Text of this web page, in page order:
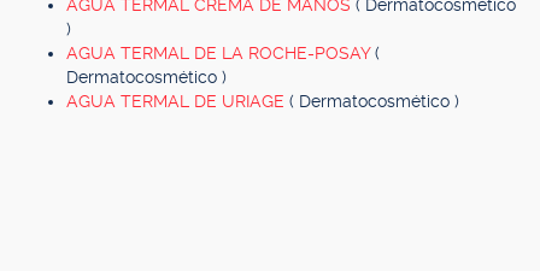
AGUA TERMAL CREMA DE MANOS ( Dermatocosmético
)
AGUA TERMAL DE LA ROCHE-POSAY(
Dermatocosmético )
AGUA TERMAL DE URIAGE ( Dermatocosmético )